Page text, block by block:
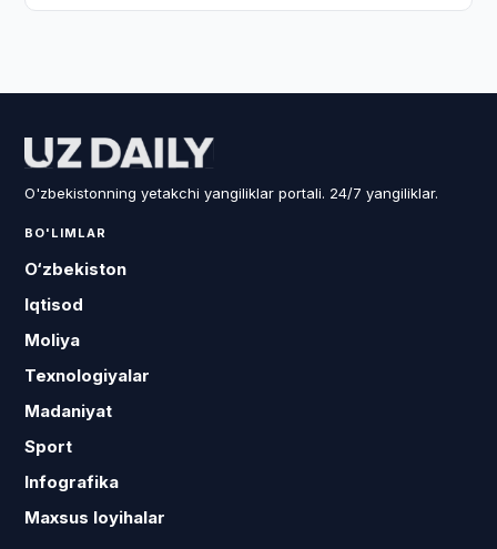
O'zbekistonning yetakchi yangiliklar portali. 24/7 yangiliklar.
BO'LIMLAR
O‘zbekiston
Iqtisod
Moliya
Texnologiyalar
Madaniyat
Sport
Infografika
Maxsus loyihalar